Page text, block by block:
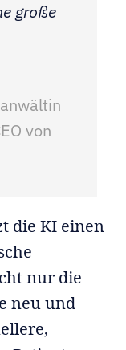
große
von
die KI einen
nur die
neu und